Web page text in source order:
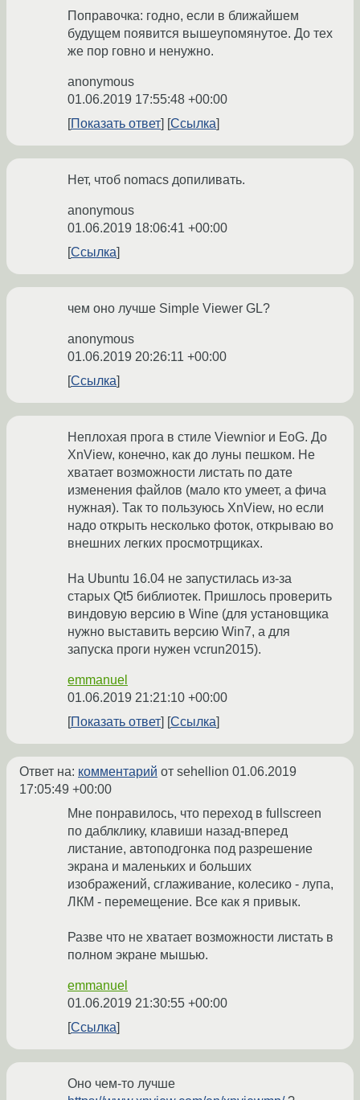
Поправочка: годно, если в ближайшем
будущем появится вышеупомянутое. До тех
же пор говно и ненужно.
anonymous
01.06.2019 17:55:48 +00:00
Показать ответ
Ссылка
Нет, чтоб nomacs допиливать.
anonymous
01.06.2019 18:06:41 +00:00
Ссылка
чем оно лучше Simple Viewer GL?
anonymous
01.06.2019 20:26:11 +00:00
Ссылка
Неплохая прога в стиле Viewnior и EoG. До
XnView, конечно, как до луны пешком. Не
хватает возможности листать по дате
изменения файлов (мало кто умеет, а фича
нужная). Так то пользуюсь XnView, но если
надо открыть несколько фоток, открываю во
внешних легких просмотрщиках.
На Ubuntu 16.04 не запустилась из-за
старых Qt5 библиотек. Пришлось проверить
виндовую версию в Wine (для установщика
нужно выставить версию Win7, а для
запуска проги нужен vcrun2015).
emmanuel
01.06.2019 21:21:10 +00:00
Показать ответ
Ссылка
Ответ на: комментарий от sehellion 01.06.2019
17:05:49 +00:00
Мне понравилось, что переход в fullscreen
по даблклику, клавиши назад-вперед
листание, автоподгонка под разрешение
экрана и маленьких и больших
изображений, сглаживание, колесико - лупа,
ЛКМ - перемещение. Все как я привык.
Разве что не хватает возможности листать в
полном экране мышью.
emmanuel
01.06.2019 21:30:55 +00:00
Ссылка
Оно чем-то лучше